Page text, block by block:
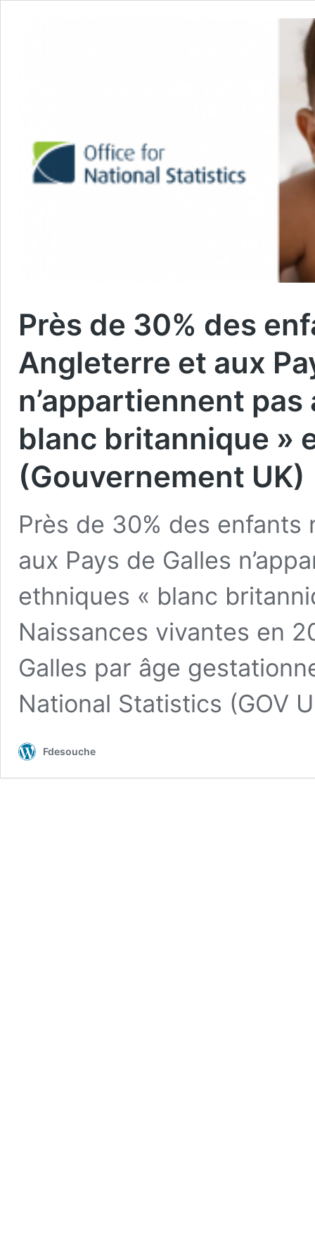
Près de 30% des
Angleterre et aux
n’appartiennent
blanc britannique »
(Gouvernement UK)
Près de 30% des
aux Pays de Galles
ethniques « blanc
Naissances vivantes en
Galles par âge
National Statistics (GOV
Fdesouche